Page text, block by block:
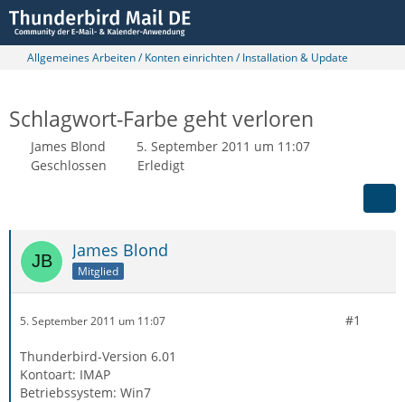
Allgemeines Arbeiten / Konten einrichten / Installation & Update
Schlagwort-Farbe geht verloren
James Blond
5. September 2011 um 11:07
Geschlossen
Erledigt
James Blond
Mitglied
5. September 2011 um 11:07 #1
Thunderbird-Version 6.01
Kontoart: IMAP
Betriebssystem: Win7